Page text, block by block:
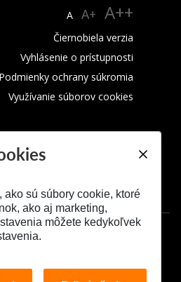
A A+ A++
Čiernobiela verzia
Vyhlásenie o prístupnosti
Podmienky ochrany súkromia
Využívanie súborov cookies
sú súbory cookie, ktoré
ako aj marketing,
môžete kedykoľvek